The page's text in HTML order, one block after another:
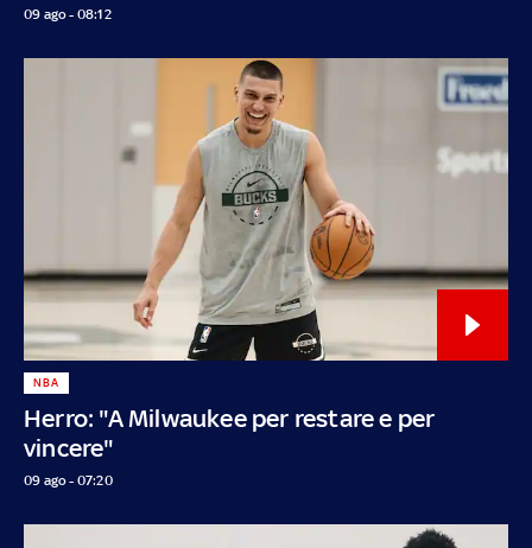
09 ago - 08:12
Herro: "A Milwaukee per restare e per
vincere"
NBA
09 ago - 07:20